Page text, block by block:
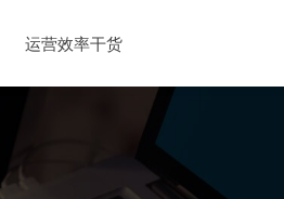
运营效率干货